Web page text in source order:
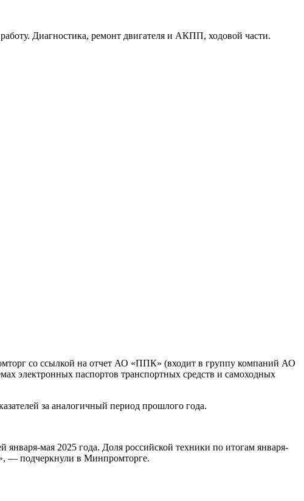
Диагностика, ремонт двигателя и АКПП, ходовой части.
со ссылкой на отчет АО «ППК» (входит в группу компаний АО
электронных паспортов транспортных средств и самоходных
за аналогичный период прошлого года.
января-мая 2025 года. Доля российской техники по итогам января-
— подчеркнули в Минпромторге.